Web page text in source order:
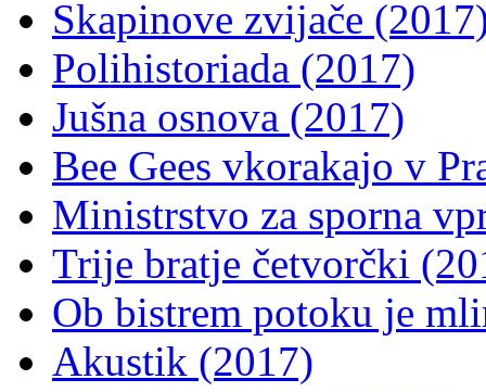
Skapinove zvijače
Polihistoriada (2017)
Jušna osnova (2017)
Bee Gees vkorakajo v
Ministrstvo za sporna
Trije bratje četvorčki
Ob bistrem potoku je
Akustik (2017)